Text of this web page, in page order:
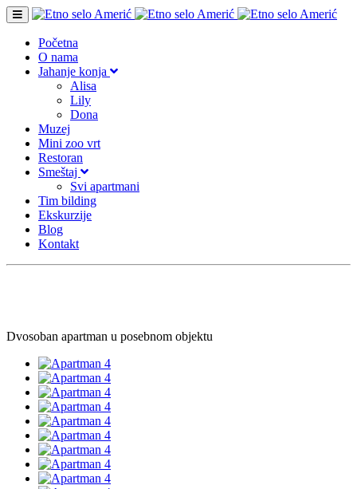
Početna
O nama
Jahanje konja
Alisa
Lily
Dona
Muzej
Mini zoo vrt
Restoran
Smeštaj
Svi apartmani
Tim bilding
Ekskurzije
Blog
Kontakt
Dvosoban apartman u posebnom objektu